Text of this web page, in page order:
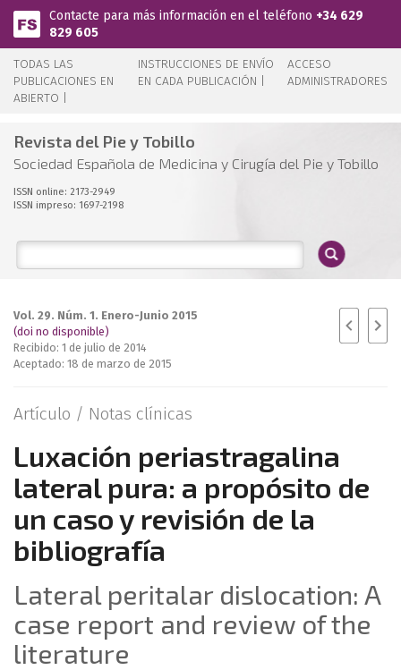
Pasar al contenido principal
Contacte para más información en el teléfono +34 629
829 605
TODAS LAS
PUBLICACIONES EN
ABIERTO |
INSTRUCCIONES DE ENVÍO
EN CADA PUBLICACIÓN |
ACCESO
ADMINISTRADORES
Revista del Pie y Tobillo
Sociedad Española de Medicina y Cirugía del Pie y Tobillo
ISSN online: 2173-2949
ISSN impreso: 1697-2198
Vol. 29. Núm. 1. Enero-Junio 2015
(doi no disponible)
Recibido: 1 de julio de 2014
Aceptado: 18 de marzo de 2015
Artículo / Notas clínicas
Luxación periastragalina
lateral pura: a propósito de
un caso y revisión de la
bibliografía
Lateral peritalar dislocation: A
case report and review of the
literature